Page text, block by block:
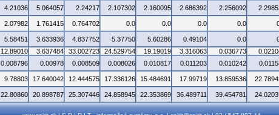
4.21036 5.064057 2.24217 2.107302 2.160095 2.686392 2.256092
2.07982 1.761415 0.764702 0.0 0.0 0.0 0.0
5.58451 3.633936 4.837752 5.37750 5.60286 0.49104 0.0
12.89010 3.637484 33.002723 24.529754 19.19019 3.316063 0.036773
0.008796 0.00978 0.008509 0.008026 0.010817 0.011203 0.010242
9.78803 17.640042 12.444575 17.336126 15.484691 17.99719 13.859536
22.80860 20.898787 25.307446 24.858945 22.353869 36.489711 39.454781